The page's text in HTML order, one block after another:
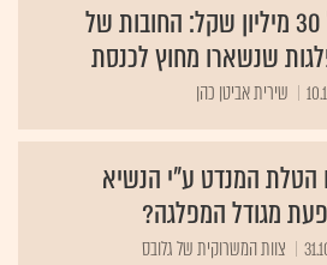
מעל 30 מיליון שקל: החובות של
שנשארו מחוץ לכנסת
שירית אביטן כהן
המנדט ע"י הנשיא
מגודל המפלגה?
צוות המשרוקית של גלובס